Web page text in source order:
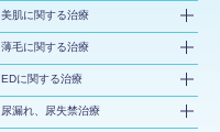
美肌に関する治療
薄毛に関する治療
EDに関する治療
尿漏れ、尿失禁治療